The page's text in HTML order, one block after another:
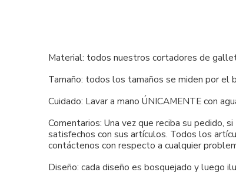
Material: todos nuestros cortadores de
Tamaño: todos los tamaños se miden por
Cuidado: Lavar a mano ÚNICAMENTE con
Comentarios: Una vez que reciba su pedido,
satisfechos con sus artículos. Todos los
contáctenos con respecto a cualquier
Diseño: cada diseño es bosquejado y luego